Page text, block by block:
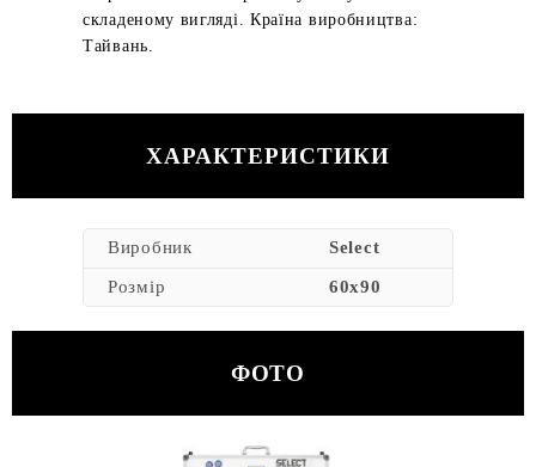
складеному вигляді. Країна виробництва:
Тайвань.
ХАРАКТЕРИСТИКИ
Виробник Select
Розмір 60х90
ФОТО